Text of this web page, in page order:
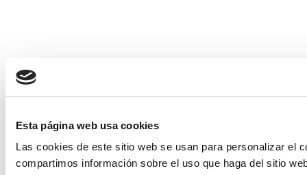
Esta página web usa cookies
Las cookies de este sitio web se usan para personalizar el
compartimos información sobre el uso que haga del sitio